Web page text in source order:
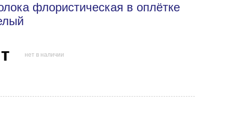
флористическая в оплётке
нет в наличии